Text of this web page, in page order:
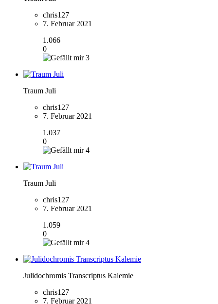
chris127
7. Februar 2021
1.066
0
3
Traum Juli
chris127
7. Februar 2021
1.037
0
4
Traum Juli
chris127
7. Februar 2021
1.059
0
4
Julidochromis Transcriptus Kalemie
chris127
7. Februar 2021